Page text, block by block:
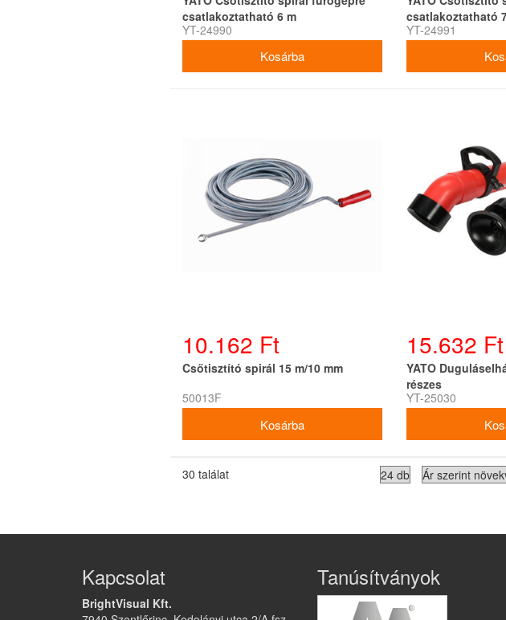
csatlakoztatható 6 m
YT-24990
csatlakoztatható
YT-24991
10.162 Ft
Csőtisztító spirál 15 m/10 mm
50013F
15.632 Ft
YATO
részes
YT-25030
30 találat
Kapcsolat
BrightVisual Kft.
Tanúsítványok